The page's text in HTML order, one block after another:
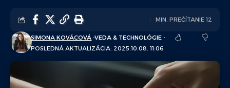
POSLEDNÁ AKTUALIZÁCIA: 2025.10.08. 11:06
SIMONA KOVÁCOVÁ VEDA & TECHNOLÓGIE
MIN. PREČÍTANIE 12